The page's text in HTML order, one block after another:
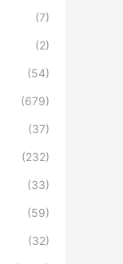
(7)
(2)
(54)
(679)
(37)
(232)
(33)
(59)
(32)